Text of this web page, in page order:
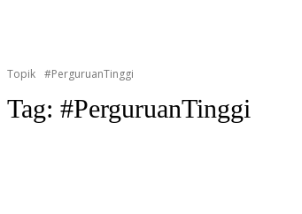
Topik #PerguruanTinggi
Tag: #PerguruanTinggi